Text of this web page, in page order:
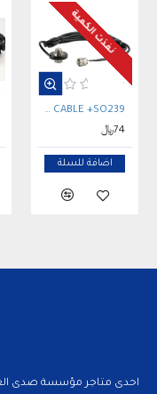
نفذت الكمية
SIRIO 6M CABLE +SO239 سلك تخريم جانبي
74﷼
اضافة للسلة
احدى متاجر مؤسسة صدى